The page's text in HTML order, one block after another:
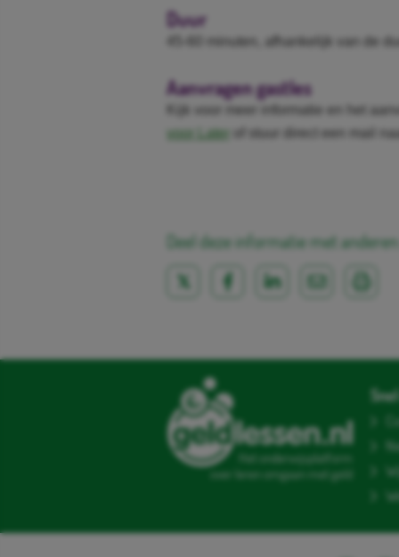
Duur
45-60 minuten, afhankelijk van de
Aanvragen gastles
Kijk voor meer informatie en het
voor Later
of stuur direct een mail
Deel deze informatie met anderen:
Het onderwijsplatform
over leren omgaan met geld